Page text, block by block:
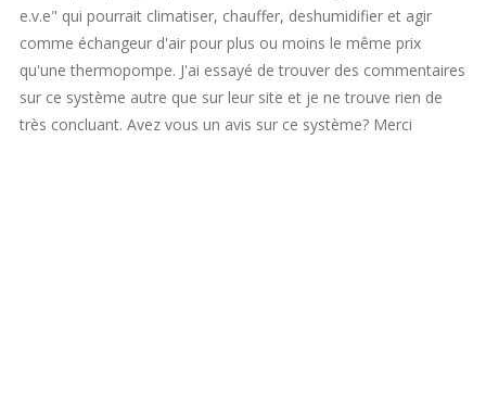
e.v.e" qui pourrait climatiser, chauffer, deshumidifier et agir
comme échangeur d'air pour plus ou moins le même prix
qu'une thermopompe. J'ai essayé de trouver des commentaires
sur ce système autre que sur leur site et je ne trouve rien de
très concluant. Avez vous un avis sur ce système? Merci